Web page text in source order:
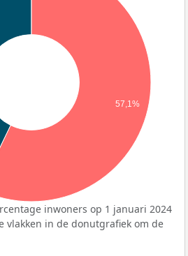
57,1%
inwoners op 1 januari 2024
vlakken in de donutgrafiek om de